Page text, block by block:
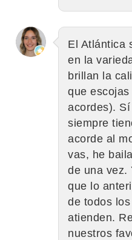
El Atlántica
en la
brillan la
que
acordes).
siempre
acorde al
vas, he
de una vez.
que lo
de todos
atienden.
nuestros